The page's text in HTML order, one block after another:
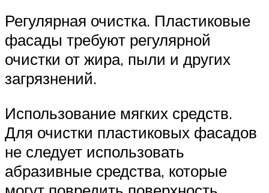
Регулярная очистка. Пластиковые
фасады требуют регулярной
очистки от жира, пыли и других
загрязнений.
Использование мягких средств.
Для очистки пластиковых фасадов
не следует использовать
абразивные средства, которые